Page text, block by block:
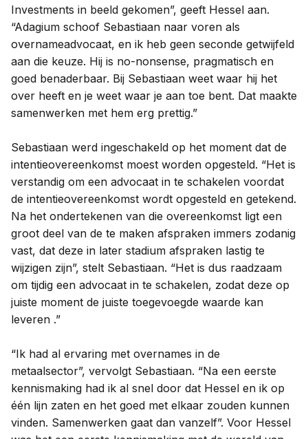
Investments in beeld gekomen”, geeft Hessel aan.
“Adagium schoof Sebastiaan naar voren als
overnameadvocaat, en ik heb geen seconde getwijfeld
aan die keuze. Hij is no-nonsense, pragmatisch en
goed benaderbaar. Bij Sebastiaan weet waar hij het
over heeft en je weet waar je aan toe bent. Dat maakte
samenwerken met hem erg prettig.”
Sebastiaan werd ingeschakeld op het moment dat de
intentieovereenkomst moest worden opgesteld. “Het is
verstandig om een advocaat in te schakelen voordat
de intentieovereenkomst wordt opgesteld en getekend.
Na het ondertekenen van die overeenkomst ligt een
groot deel van de te maken afspraken immers zodanig
vast, dat deze in later stadium afspraken lastig te
wijzigen zijn”, stelt Sebastiaan. “Het is dus raadzaam
om tijdig een advocaat in te schakelen, zodat deze op
juiste moment de juiste toegevoegde waarde kan
leveren .”
“Ik had al ervaring met overnames in de
metaalsector”, vervolgt Sebastiaan. “Na een eerste
kennismaking had ik al snel door dat Hessel en ik op
één lijn zaten en het goed met elkaar zouden kunnen
vinden. Samenwerken gaat dan vanzelf”. Voor Hessel